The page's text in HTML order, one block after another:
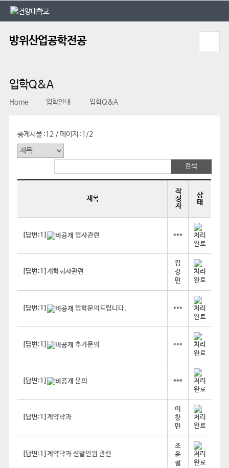
본문 바로가기
대메뉴 바로가기
방위산업공학전공
입학Q&A
Home 입학안내 입학Q&A
총게시물 :12 /페이지 :1/2
제목
작
성
자
상
태
입사관련
[답변:1] ***
계학회사관련
[답변:1]
김
강
민
입학문의드립니다.
[답변:1] ***
추가문의
[답변:1] ***
문의
[답변:1] ***
계약학과
[답변:1]
이
창
민
계약학과 선발인원 관련
[답변:1]
조
윤
철